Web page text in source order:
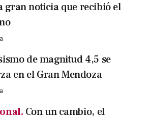
gran noticia que recibió el
de magnitud 4,5 se
en el Gran Mendoza
Con un cambio, el